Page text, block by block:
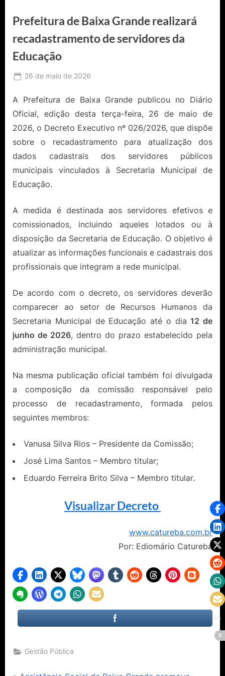
Prefeitura de Baixa Grande realizará
recadastramento de servidores da
Educação
Posted
26 de maio de 2026
Catureba
A Prefeitura de Baixa Grande publicou no Diário
Oficial, edição desta terça-feira, 26 de maio de
2026, o Decreto Executivo nº 026/2026, que dispõe
sobre o recadastramento para atualização dos
dados cadastrais dos servidores públicos
municipais vinculados à Secretaria Municipal de
Educação.
A medida é destinada aos servidores efetivos e
comissionados, incluindo aqueles lotados ou à
disposição da Secretaria de Educação. O objetivo é
atualizar as informações funcionais e cadastrais dos
profissionais que integram a rede municipal.
De acordo com o decreto, os servidores deverão
comparecer ao setor de Recursos Humanos da
Secretaria Municipal de Educação até o dia12 de
junho de 2026, dentro do prazo estabelecido pela
administração municipal.
Na mesma publicação oficial também foi divulgada
a composição da comissão responsável pelo
processo de recadastramento, formada pelos
seguintes membros:
Vanusa Silva Rios – Presidente da Comissão;
José Lima Santos – Membro titular;
Eduardo Ferreira Brito Silva – Membro titular.
Visualizar Decreto
www.catureba.com.br
Por: Ediomário Catureba
Gestão Pública